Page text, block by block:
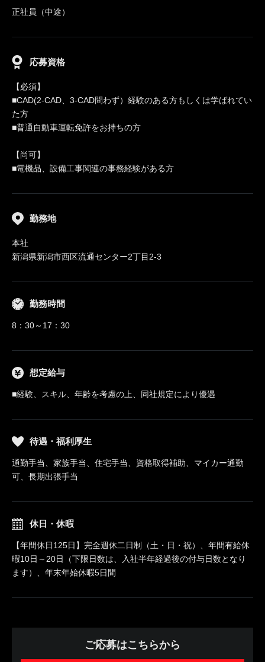
正社員（中途）
応募資格
【必須】
■CAD(2-CAD、3-CAD問わず）経験のある方もしくは学ばれてい
た方
■普通自動車運転免許をお持ちの方
【尚可】
■電機品、設備工事関連の事務経験がある方
勤務地
本社
新潟県新潟市西区流通センター2丁目2‐3
勤務時間
8：30～17：30
想定給与
■経験、スキル、年齢を考慮の上、同社規定により優遇
待遇・福利厚生
通勤手当、家族手当、住宅手当、資格取得補助、マイカー通勤
可、長期出張手当
休日・休暇
【年間休日125日】完全週休二日制（土・日・祝）、年間有給休
暇10日～20日（下限日数は、入社半年経過後の付与日数となり
ます）、年末年始休暇5日間
ご応募はこちらから